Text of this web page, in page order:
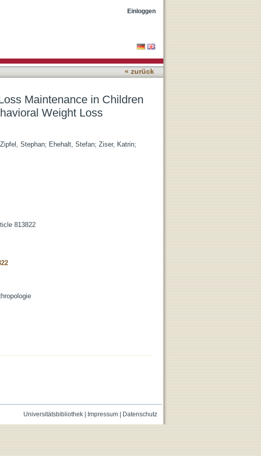
Einloggen
« zurück
Maintenance in Children
Weight Loss
Zipfel, Stephan; Ehehalt, Stefan; Ziser, Katrin;
813822
Universitätsbibliothek| Impressum| Datenschutz